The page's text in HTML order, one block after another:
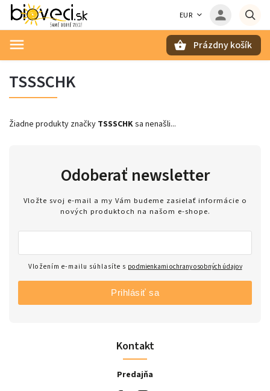
EUR
Prázdny košík
TSSSCHK
Žiadne produkty značky TSSSCHKsa nenašli...
Kontakt
Predajňa
Odoberať newsletter
Vložte svoj e-mail a my Vám budeme zasielať informácie o
nových produktoch na našom e-shope.
Vložením e-mailu súhlasíte s podmienkami ochrany osobných údajov
Prihlásiť sa